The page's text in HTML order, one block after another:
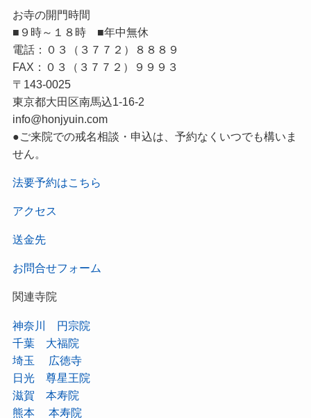
お寺の開門時間
■９時～１８時 ■年中無休
電話：０３（３７７２）８８８９
FAX：０３（３７７２）９９９３
〒143-0025
東京都大田区南馬込1-16-2
info@honjyuin.com
●ご来院での戒名相談・申込は、予約なくいつでも構いま
せん。
法要予約はこちら
アクセス
送金先
お問合せフォーム
関連寺院
神奈川 円宗院
千葉 大福院
埼玉 広徳寺
日光 尊星王院
滋賀 本寿院
熊本 本寿院